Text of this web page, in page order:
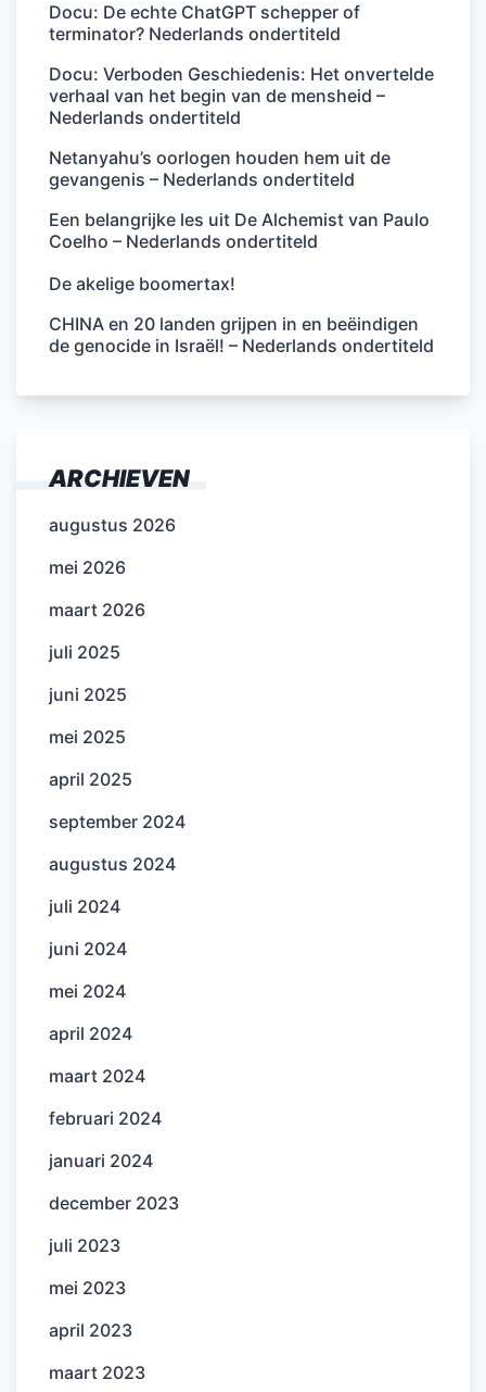
Docu: De echte ChatGPT schepper of
terminator? Nederlands ondertiteld
Docu: Verboden Geschiedenis: Het onvertelde
verhaal van het begin van de mensheid –
Nederlands ondertiteld
Netanyahu’s oorlogen houden hem uit de
gevangenis – Nederlands ondertiteld
Een belangrijke les uit De Alchemist van Paulo
Coelho – Nederlands ondertiteld
De akelige boomertax!
CHINA en 20 landen grijpen in en beëindigen
de genocide in Israël! – Nederlands ondertiteld
ARCHIEVEN
augustus 2026
mei 2026
maart 2026
juli 2025
juni 2025
mei 2025
april 2025
september 2024
augustus 2024
juli 2024
juni 2024
mei 2024
april 2024
maart 2024
februari 2024
januari 2024
december 2023
juli 2023
mei 2023
april 2023
maart 2023